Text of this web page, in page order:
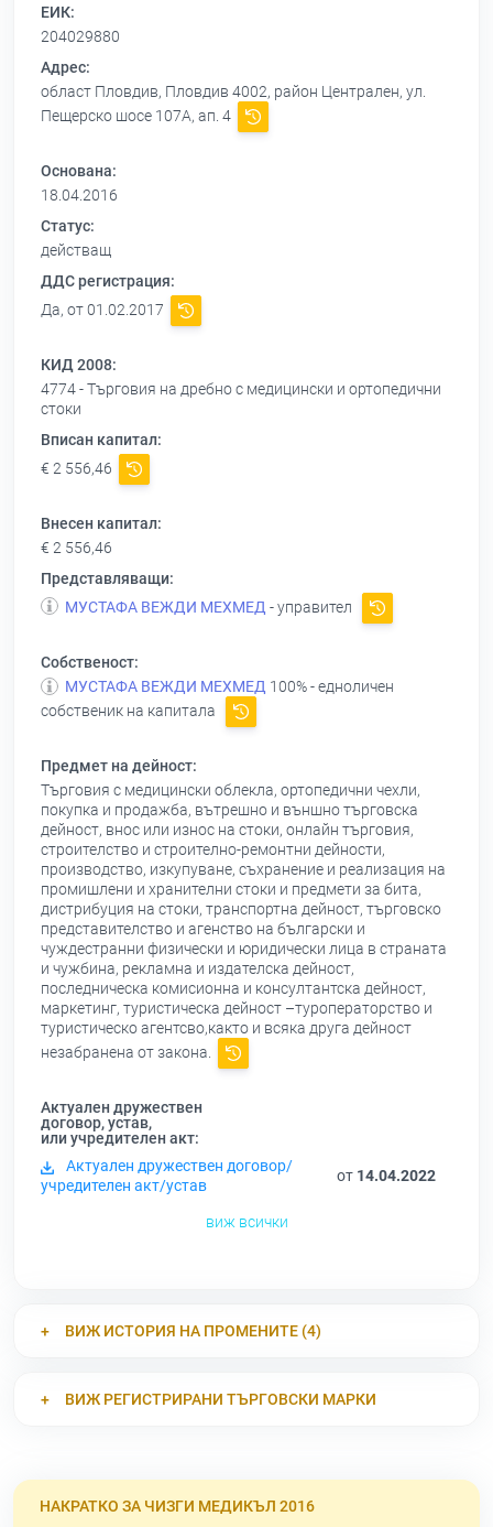
ЕИК:
204029880
Адрес:
област Пловдив, Пловдив 4002, район Централен, ул.
Пещерско шосе 107А, ап. 4
Основана:
18.04.2016
Статус:
действащ
ДДС регистрация:
Да, от 01.02.2017
КИД 2008:
4774 - Търговия на дребно с медицински и ортопедични
стоки
Вписан капитал:
€ 2 556,46
Внесен капитал:
€ 2 556,46
Представляващи:
МУСТАФА ВЕЖДИ МЕХМЕД - управител
Собственост:
МУСТАФА ВЕЖДИ МЕХМЕД 100% - едноличен
собственик на капитала
Предмет на дейност:
Търговия с медицински облекла, ортопедични чехли,
покупка и продажба, вътрешно и външно търговска
дейност, внос или износ на стоки, онлайн търговия,
строителство и строително-ремонтни дейности,
производство, изкупуване, съхранение и реализация на
промишлени и хранителни стоки и предмети за бита,
дистрибуция на стоки, транспортна дейност, търговско
представителство и агенство на български и
чуждестранни физически и юридически лица в страната
и чужбина, рекламна и издателска дейност,
последническа комисионна и консултантска дейност,
маркетинг, туристическа дейност –туроператорство и
туристическо агентсво,както и всяка друга дейност
незабранена от закона.
Актуален дружествен
договор, устав,
или учредителен акт:
Актуален дружествен договор/
учредителен акт/устав
от 14.04.2022
виж всички
ВИЖ ИСТОРИЯ НА ПРОМЕНИТЕ (4)
ВИЖ РЕГИСТРИРАНИ ТЪРГОВСКИ МАРКИ
НАКРАТКО ЗА ЧИЗГИ МЕДИКЪЛ 2016